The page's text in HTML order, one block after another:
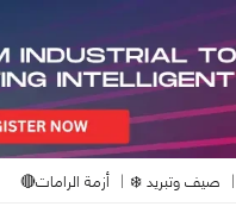
صيف وتبريد ❄️ أزمة الرامات🔴